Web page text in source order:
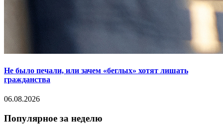
Не было печали, или зачем «беглых» хотят лишать
гражданства
06.08.2026
Популярное за неделю